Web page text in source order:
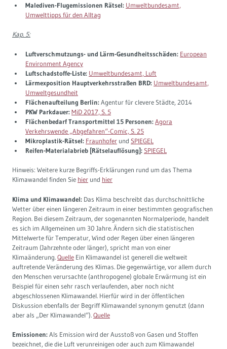
Malediven-Flugemissionen Rätsel: Umweltbundesamt,
Umwelttipps für den Alltag
Kap. 5:
Luftverschmutzungs- und Lärm-Gesundheitsschäden: European
Environment Agency
Luftschadstoffe-Liste: Umweltbundesamt, Luft
Lärmexposition Hauptverkehrsstraßen BRD: Umweltbundesamt,
Umweltgesundheit
Flächenaufteilung Berlin:Agentur für clevere Städte, 2014
PKW Parkdauer:MiD 2017, S. 5
Flächenbedarf Transportmittel 15 Personen:Agora
Verkehrswende „Abgefahren“-Comic, S. 25
Mikroplastik-Rätsel: Fraunhofer und SPIEGEL
Reifen-Materialabrieb [Rätselauflösung]: SPIEGEL
Hinweis: Weitere kurze Begriffs-Erklärungen rund um das Thema
Klimawandel finden Sie hier und hier
Klima und Klimawandel: Das Klima beschreibt das durchschnittliche
Wetter über einen längeren Zeitraum in einer bestimmten geografischen
Region. Bei diesem Zeitraum, der sogenannten Normalperiode, handelt
es sich im Allgemeinen um 30 Jahre. Ändern sich die statistischen
Mittelwerte für Temperatur, Wind oder Regen über einen längeren
Zeitraum (Jahrzehnte oder länger), spricht man von einer
Klimaänderung.Quelle Ein Klimawandel ist generell die weltweit
auftretende Veränderung des Klimas. Die gegenwärtige, vor allem durch
den Menschen verursachte (anthropogene) globale Erwärmung ist ein
Beispiel für einen sehr rasch verlaufenden, aber noch nicht
abgeschlossenen Klimawandel. Hierfür wird in der öffentlichen
Diskussion ebenfalls der Begriff Klimawandel synonym genutzt (dann
aber als „Der Klimawandel“).Quelle
Emissionen:Als Emission wird der Ausstoß von Gasen und Stoffen
bezeichnet, die die Luft verunreinigen oder auch zum Klimawandel